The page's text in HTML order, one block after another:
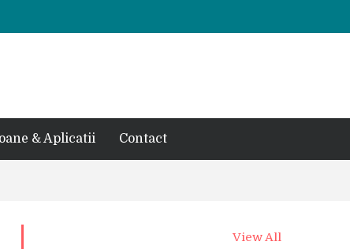
& Aplicatii Contact
View All